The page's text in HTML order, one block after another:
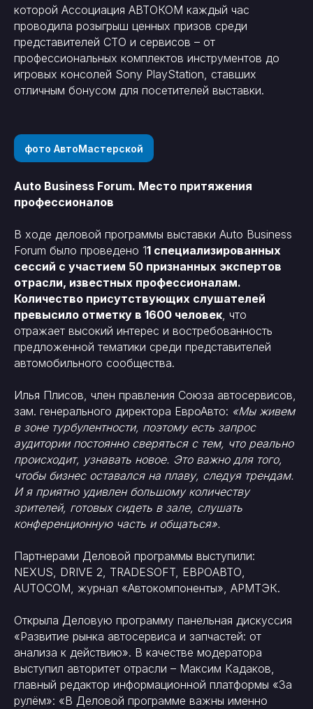
которой Ассоциация АВТОКОМ каждый час
проводила розыгрыш ценных призов среди
представителей СТО и сервисов – от
профессиональных комплектов инструментов до
игровых консолей Sony PlayStation, ставших
отличным бонусом для посетителей выставки.
фото АвтоМастерской
Auto Business Forum. Место притяжения
профессионалов
В ходе деловой программы выставки Auto Business
Forum было проведено 11 специализированных
сессий с участием 50 признанных экспертов
отрасли, известных профессионалам.
Количество присутствующих слушателей
превысило отметку в 1600 человек, что
отражает высокий интерес и востребованность
предложенной тематики среди представителей
автомобильного сообщества.
Илья Плисов, член правления Союза автосервисов,
зам. генерального директора ЕвроАвто: «Мы живем
в зоне турбулентности, поэтому есть запрос
аудитории постоянно сверяться с тем, что реально
происходит, узнавать новое. Это важно для того,
чтобы бизнес оставался на плаву, следуя трендам.
И я приятно удивлен большому количеству
зрителей, готовых сидеть в зале, слушать
конференционную часть и общаться».
Партнерами Деловой программы выступили:
NEXUS, DRIVE 2, TRADESOFT, ЕВРОАВТО,
AUTOCOM, журнал «Автокомпоненты», АРМТЭК.
Открыла Деловую программу панельная дискуссия
«Развитие рынка автосервиса и запчастей: от
анализа к действию». В качестве модератора
выступил авторитет отрасли – Максим Кадаков,
главный редактор информационной платформы «За
рулём»: «В Деловой программе важны именно